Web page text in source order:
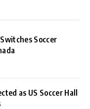
Soccer
as US Soccer Hall